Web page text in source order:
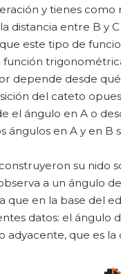
y tienes
distancia entre B y C
este tipo de
función
depende desde
del cateto
el ángulo en A o
ángulos en A y en B
su nido
a un ángulo
que en la base del
datos: el ángulo
adyacente, que es